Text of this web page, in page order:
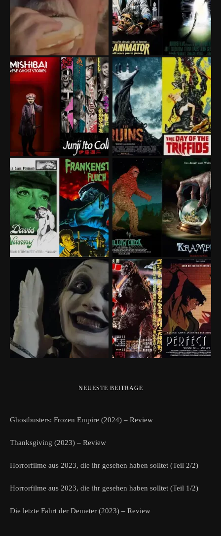
NEUESTE BEITRÄGE
Ghostbusters: Frozen Empire (2024) – Review
Thanksgiving (2023) – Review
Horrorfilme aus 2023, die ihr gesehen haben solltet (Teil 2/2)
Horrorfilme aus 2023, die ihr gesehen haben solltet (Teil 1/2)
Die letzte Fahrt der Demeter (2023) – Review